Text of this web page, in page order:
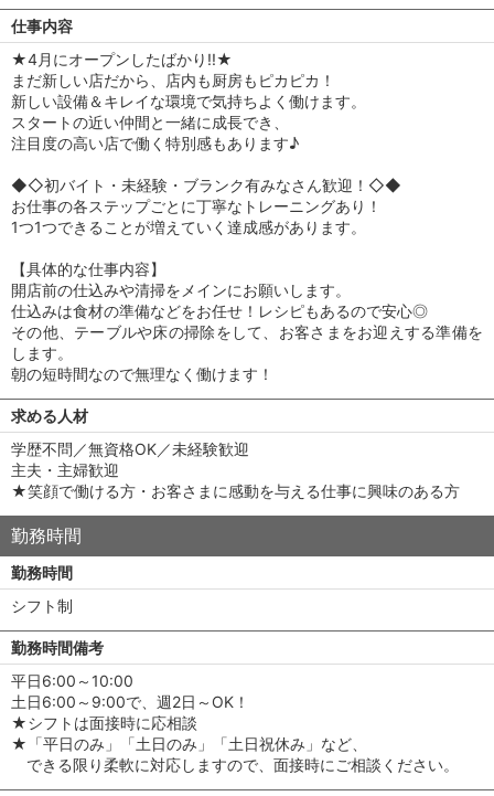
仕事内容
★4月にオープンしたばかり!!★
まだ新しい店だから、店内も厨房もピカピカ！
新しい設備＆キレイな環境で気持ちよく働けます。
スタートの近い仲間と一緒に成長でき、
注目度の高い店で働く特別感もあります♪
◆◇初バイト・未経験・ブランク有みなさん歓迎！◇◆
お仕事の各ステップごとに丁寧なトレーニングあり！
1つ1つできることが増えていく達成感があります。
【具体的な仕事内容】
開店前の仕込みや清掃をメインにお願いします。
仕込みは食材の準備などをお任せ！レシピもあるので安心◎
その他、テーブルや床の掃除をして、お客さまをお迎えする準備を
します。
朝の短時間なので無理なく働けます！
求める人材
学歴不問／無資格OK／未経験歓迎
主夫・主婦歓迎
★笑顔で働ける方・お客さまに感動を与える仕事に興味のある方
勤務時間
勤務時間
シフト制
勤務時間備考
平日6:00～10:00
土日6:00～9:00で、週2日～OK！
★シフトは面接時に応相談
★「平日のみ」「土日のみ」「土日祝休み」など、
できる限り柔軟に対応しますので、面接時にご相談ください。